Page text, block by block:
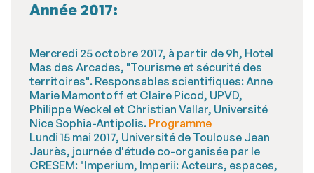
Année 2017:
Mercredi 25 octobre 2017, à partir de 9h, Hotel
Mas des Arcades, "Tourisme et sécurité des
territoires". Responsables scientifiques: Anne
Marie Mamontoff et Claire Picod, UPVD,
Philippe Weckel et Christian Vallar, Université
Nice Sophia-Antipolis. Programme
Lundi 15 mai 2017, Université de Toulouse Jean
Jaurès, journée d'étude co-organisée par le
CRESEM: "Imperium, Imperii: Acteurs, espaces,